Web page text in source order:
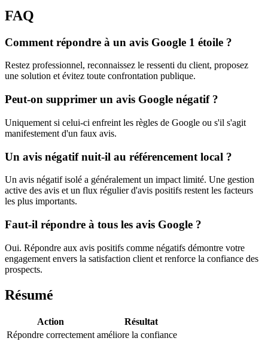
FAQ
Comment répondre à un avis Google 1 étoile ?
Restez professionnel, reconnaissez le ressenti du client, proposez
une solution et évitez toute confrontation publique.
Peut-on supprimer un avis Google négatif ?
Uniquement si celui-ci enfreint les règles de Google ou s'il s'agit
manifestement d'un faux avis.
Un avis négatif nuit-il au référencement local ?
Un avis négatif isolé a généralement un impact limité. Une gestion
active des avis et un flux régulier d'avis positifs restent les facteurs
les plus importants.
Faut-il répondre à tous les avis Google ?
Oui. Répondre aux avis positifs comme négatifs démontre votre
engagement envers la satisfaction client et renforce la confiance des
prospects.
Résumé
Action
Résultat
Répondre correctement améliore la confiance